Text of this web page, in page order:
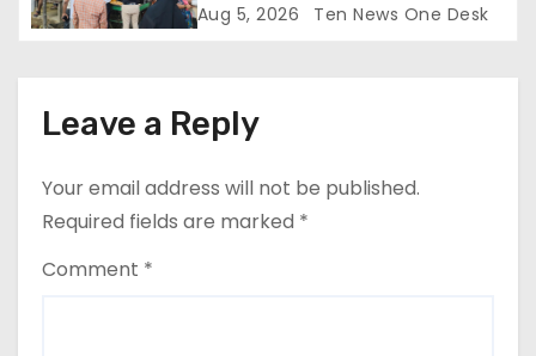
Aug 5, 2026 Ten News One Desk
Leave a Reply
Your email address will not be published.
Required fields are marked *
Comment *